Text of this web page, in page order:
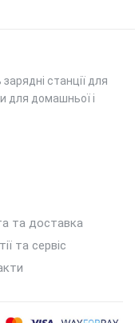
станції для
для домашньої і
та доставка
та сервіс